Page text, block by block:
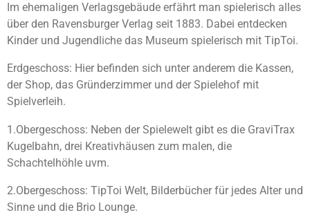
g
:
5
S
e
n
e
e e e e
b
s
e
n
d
e
n
Im ehemaligen Verlagsgebäude erfährt man spielerisch alles
über den Ravensburger Verlag seit 1883. Dabei entdecken
Kinder und Jugendliche das Museum spielerisch mit TipToi.
Erdgeschoss: Hier befinden sich unter anderem die Kassen,
der Shop, das Gründerzimmer und der Spielehof mit
Spielverleih.
1.Obergeschoss: Neben der Spielewelt gibt es die GraviTrax
Kugelbahn, drei Kreativhäusen zum malen, die
Schachtelhöhle uvm.
2.Obergeschoss: TipToi Welt, Bilderbücher für jedes Alter und
Sinne und die Brio Lounge.